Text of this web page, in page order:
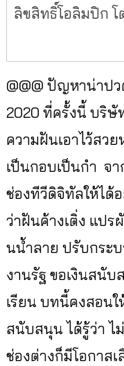
ลิขสิทธิ์โอลิมปิก โ
@@@ ปัญหาน่าป
2020 ที่ครั้งนี้ บริ
ความฝันเอาไว้สว
เป็นกอบเป็นกำ จา
ช่องทีวีดิจิทัลให้ได้
ว่าฝันค้างเติ่ง แป
นน้ำลาย ปรับกระ
งานรัฐ ขอเงินสนั
เรียน บทนี้คงสอน
สนับสนุน ได้รู้ว่า ไ
ช่องต่างก็มีโอกาสเ